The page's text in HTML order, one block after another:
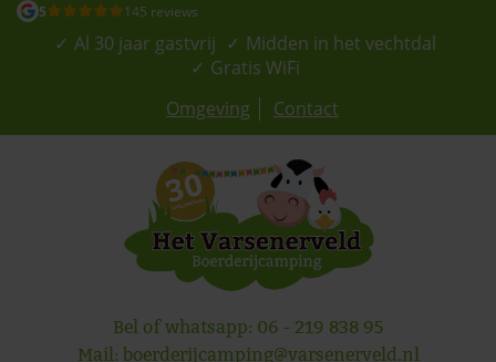
5 145 reviews
Al 30 jaar gastvrij
Midden in het vechtdal
Gratis WiFi
Omgeving
Contact
Bel of whatsapp: 06 - 219 838 95
Mail: boerderijcamping@varsenerveld.nl